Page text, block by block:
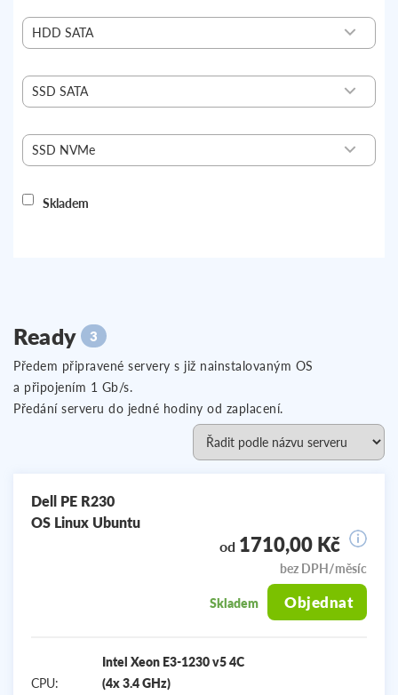
HDD SATA
SSD SATA
SSD NVMe
Skladem
Ready 3
Předem připravené servery s již nainstalovaným OS
a připojením 1 Gb/s.
Předání serveru do jedné hodiny od zaplacení.
Dell PE R230
OS Linux Ubuntu
CPU:
Intel Xeon E3-1230 v5 4C
(4x 3.4 GHz)
od 1710,00 Kč
bez DPH/měsíc
Skladem Objednat